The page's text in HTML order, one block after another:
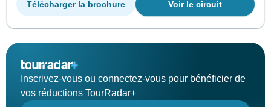
Voir le circuit
Télécharger la brochure
Inscrivez-vous ou connectez-vous pour bénéficier de
vos réductions TourRadar+